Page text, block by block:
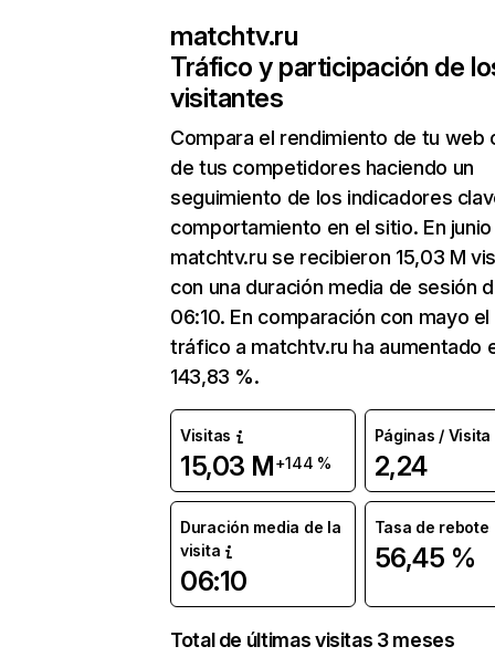
matchtv.ru
Tráfico y participación de
visitantes
Compara el rendimiento de tu web
de tus competidores haciendo un
seguimiento de los indicadores
comportamiento en el sitio. En junio
matchtv.ru se recibieron 15,03 M
con una duración media de sesión
06:10. En comparación con mayo el
tráfico a matchtv.ru ha aumentado
143,83 %.
Visitas
15,03 M+144 %
Páginas / Visita
2,24
Duración media de la
visita
06:10
Tasa de rebote
56,45 %
Total de últimas visitas 3 meses